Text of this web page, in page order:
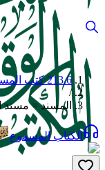
213.6 كتب المسانيد الأخرى والجوامع
/
المسند = مسند
الكتاب المسموع